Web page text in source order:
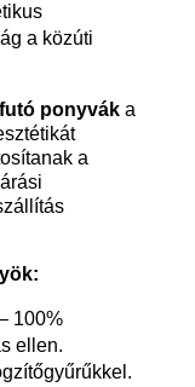
a közúti
ponyvák a
a
100%
ellen.